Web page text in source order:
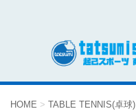
HOME > TABLE TENNIS(卓球)